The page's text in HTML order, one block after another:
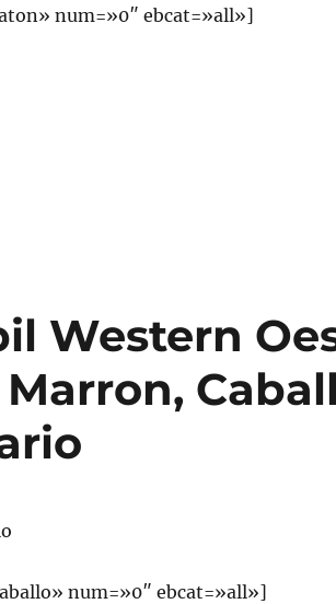
num=»0″ ebcat=»all»]
Western
num=»0″ ebcat=»all»]